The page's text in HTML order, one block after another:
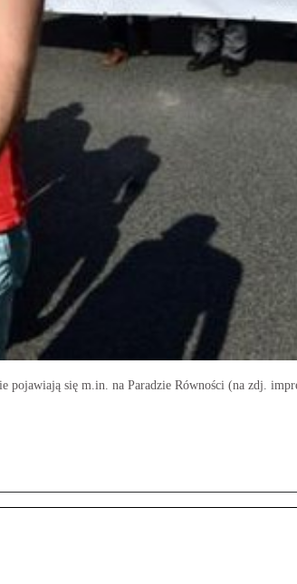
pojawiają się m.in. na Paradzie Równości (na zdj.